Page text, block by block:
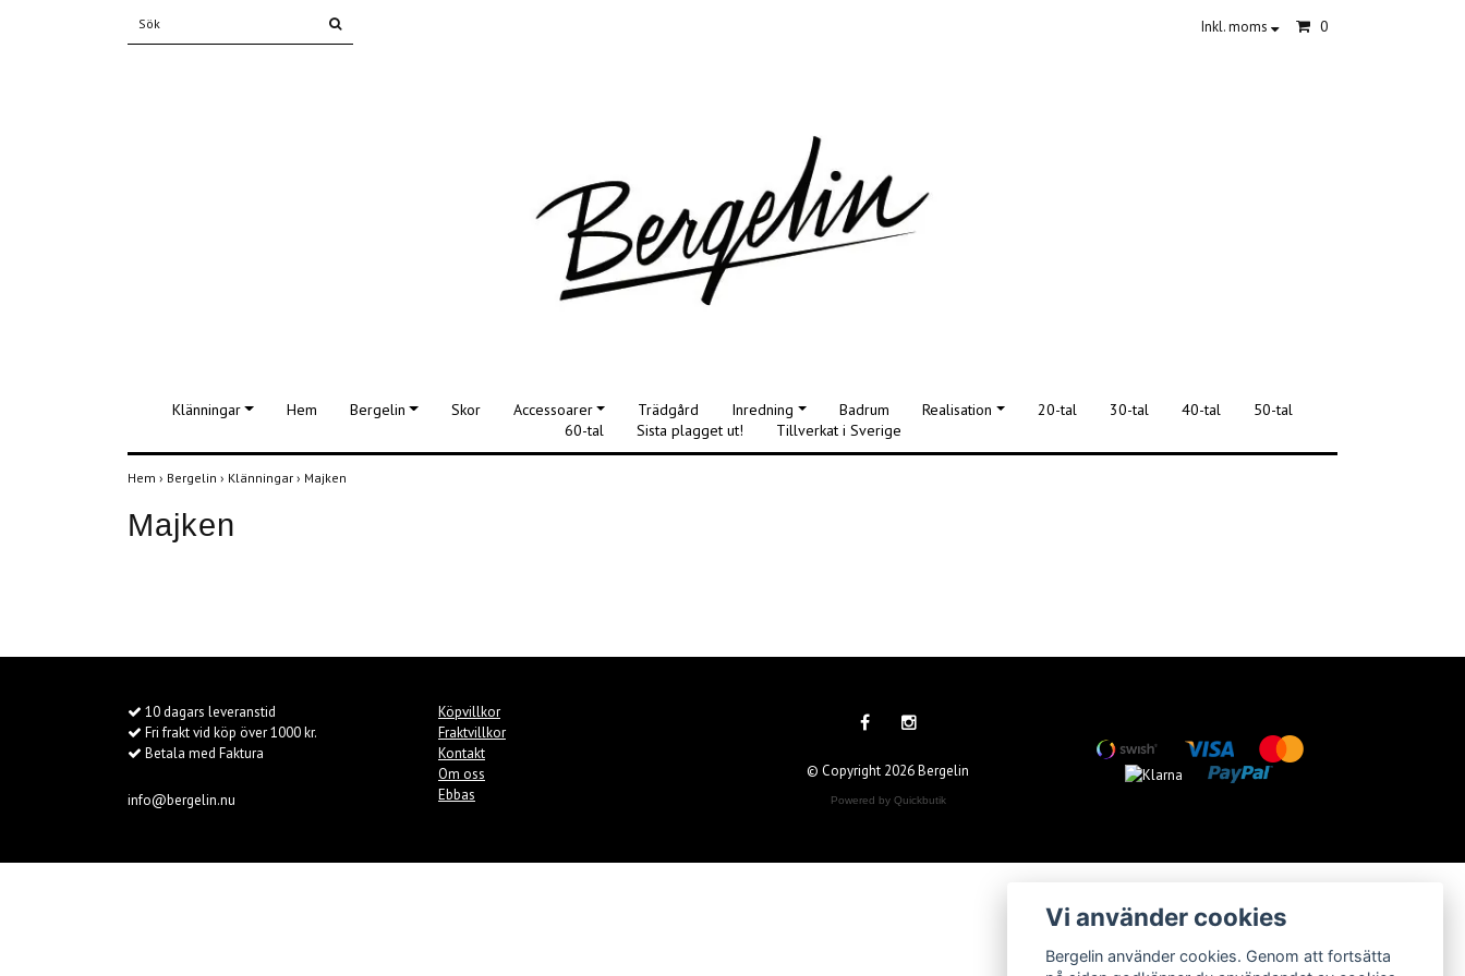
Inkl. moms 0
Klänningar Hem Bergelin Skor Accessoarer Trädgård Inredning Badrum Realisation 20-tal 30-tal 40-tal
50-tal
60-tal
Sista plagget ut! Tillverkat i Sverige
Hem › Bergelin › Klänningar › Majken
Majken
10 dagars leveranstid
Fri frakt vid köp över 1000 kr.
Betala med Faktura
info@bergelin.nu
Köpvillkor
Fraktvillkor
Kontakt
Om oss
Ebbas
© Copyright 2026 Bergelin
Powered by Quickbutik
Vi använder cookies
Bergelin använder cookies. Genom att fortsätta